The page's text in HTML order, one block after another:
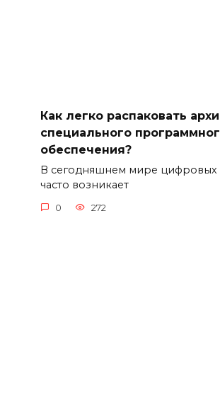
Как легко распаковать
специального
обеспечения?
В сегодняшнем мире цифровых
часто возникает
0 272